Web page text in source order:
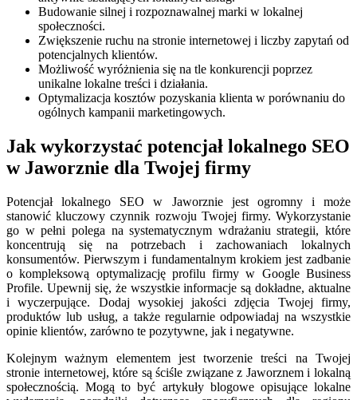
Budowanie silnej i rozpoznawalnej marki w lokalnej
społeczności.
Zwiększenie ruchu na stronie internetowej i liczby zapytań od
potencjalnych klientów.
Możliwość wyróżnienia się na tle konkurencji poprzez
unikalne lokalne treści i działania.
Optymalizacja kosztów pozyskania klienta w porównaniu do
ogólnych kampanii marketingowych.
Jak wykorzystać potencjał lokalnego SEO
w Jaworznie dla Twojej firmy
Potencjał lokalnego SEO w Jaworznie jest ogromny i może
stanowić kluczowy czynnik rozwoju Twojej firmy. Wykorzystanie
go w pełni polega na systematycznym wdrażaniu strategii, które
koncentrują się na potrzebach i zachowaniach lokalnych
konsumentów. Pierwszym i fundamentalnym krokiem jest zadbanie
o kompleksową optymalizację profilu firmy w Google Business
Profile. Upewnij się, że wszystkie informacje są dokładne, aktualne
i wyczerpujące. Dodaj wysokiej jakości zdjęcia Twojej firmy,
produktów lub usług, a także regularnie odpowiadaj na wszystkie
opinie klientów, zarówno te pozytywne, jak i negatywne.
Kolejnym ważnym elementem jest tworzenie treści na Twojej
stronie internetowej, które są ściśle związane z Jaworznem i lokalną
społecznością. Mogą to być artykuły blogowe opisujące lokalne